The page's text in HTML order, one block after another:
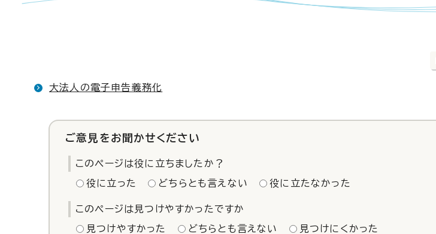
大法人の電子申告義務化
ご意見をお聞かせください
このページは役に立ちましたか？
役に立った どちらとも言えない 役に立たなかった
このページは見つけやすかったですか
見つけやすかった どちらとも言えない 見つけにくかった